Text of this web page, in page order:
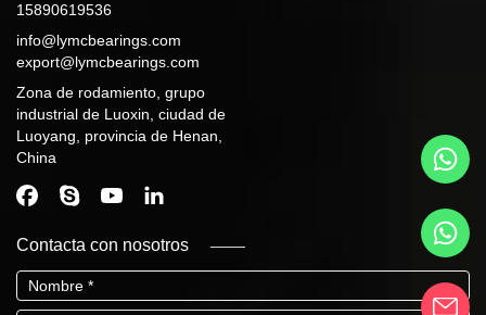
15890619536
info@lymcbearings.com
export@lymcbearings.com
Zona de rodamiento, grupo
industrial de Luoxin, ciudad de
Luoyang, provincia de Henan,
China
Contacta con nosotros